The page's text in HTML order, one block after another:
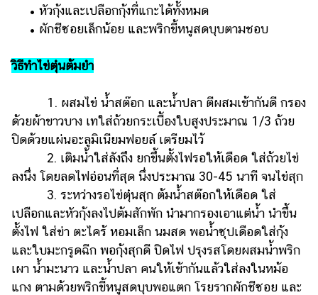
• หัวกุ้งและเปลือกกุ้งที่แกะได้ทั้งหมด
• ผักชีซอยเล็กน้อย และพริกขี้หนูสดบุบตามชอบ
วิธีทำไข่ตุ๋นต้มยำ
1. ผสมไข่ น้ำสต๊อก และน้ำปลา ตีผสมเข้ากันดี กรอง
ด้วยผ้าขาวบาง เทใส่ถ้วยกระเบื้องใบสูงประมาณ 1/3 ถ้วย
ปิดด้วยแผ่นอะลูมิเนียมฟอยล์ เตรียมไว้
2. เติมน้ำใส่ลังถึง ยกขึ้นตั้งไฟรอให้เดือด ใส่ถ้วยไข่
ลงนึ่ง โดยลดไฟอ่อนที่สุด นึ่งประมาณ 30-45 นาที จนไข่สุก
3. ระหว่างรอไข่ตุ๋นสุก ต้มน้ำสต๊อกให้เดือด ใส่
เปลือกและหัวกุ้งลงไปต้มสักพัก นำมากรองเอาแต่น้ำ นำขึ้น
ตั้งไฟ ใส่ข่า ตะไคร้ หอมเล็ก นมสด พอน้ำซุปเดือดใส่กุ้ง
และใบมะกรูดฉีก พอกุ้งสุกดี ปิดไฟ ปรุงรสโดยผสมน้ำพริก
เผา น้ำมะนาว และน้ำปลา คนให้เข้ากันแล้วใส่ลงในหม้อ
แกง ตามด้วยพริกขี้หนูสดบุบพอแตก โรยรากผักชีซอย และ